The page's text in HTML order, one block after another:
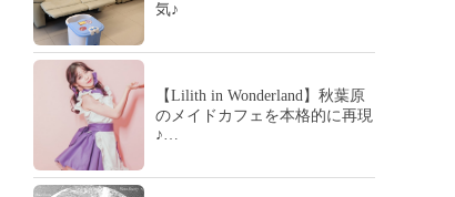
気♪
【Lilith in Wonderland】秋葉原
のメイドカフェを本格的に再現
♪…